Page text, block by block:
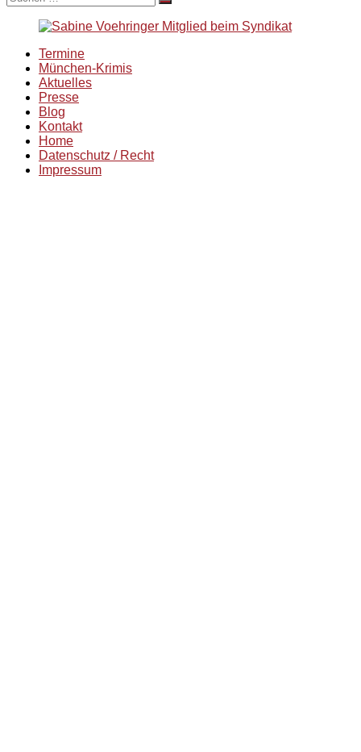
nach:
Termine
München-Krimis
Aktuelles
Presse
Blog
Kontakt
Home
Datenschutz / Recht
Impressum